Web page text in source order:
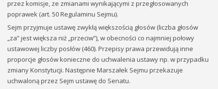
przez komisje, ze zmianami wynikającymi z przegłosowanych
poprawek (art. 50 Regulaminu Sejmu).
Sejm przyjmuje ustawę zwykłą większością głosów (liczba głosów
„za” jest większa niż „przeciw”), w obecności co najmniej połowy
ustawowej liczby posłów (460). Przepisy prawa przewidują inne
proporcje głosów konieczne do uchwalenia ustawy np. w przypadku
zmiany Konstytucji. Następnie Marszałek Sejmu przekazuje
uchwaloną przez Sejm ustawę do Senatu.